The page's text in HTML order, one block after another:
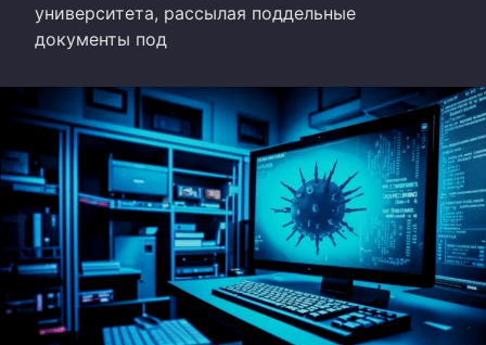
университета, рассылая поддельные
документы под